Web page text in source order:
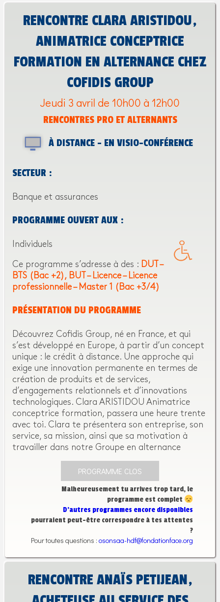
RENCONTRE CLARA ARISTIDOU,
ANIMATRICE CONCEPTRICE
FORMATION EN ALTERNANCE CHEZ
COFIDIS GROUP
Jeudi 3 avril de 10h00 à 12h00
RENCONTRES PRO ET ALTERNANTS
À DISTANCE - EN VISIO-CONFÉRENCE
SECTEUR :
Banque et assurances
PROGRAMME OUVERT AUX :
Individuels
Ce programme s’adresse à des : DUT –
BTS (Bac +2)
BUT – Licence – Licence
professionnelle – Master 1 (Bac +3/4)
PRÉSENTATION DU PROGRAMME
Découvrez Cofidis Group, né en France, et qui
s’est développé en Europe, à partir d’un concept
unique : le crédit à distance. Une approche qui
exige une innovation permanente en termes de
création de produits et de services,
d’engagements relationnels et d’innovations
technologiques. Clara ARISTIDOU Animatrice
conceptrice formation, passera une heure trente
avec toi. Clara te présentera son entreprise, son
service, sa mission, ainsi que sa motivation à
travailler dans notre Groupe en alternance
PROGRAMME CLOS
Malheureusement tu arrives trop tard, le
programme est complet
D’autres programmes encore disponibles
pourraient peut-être correspondre à tes attentes
?
Pour toutes questions : osonsaa-hdf@fondationface.org
RENCONTRE ANAÏS PETIJEAN,